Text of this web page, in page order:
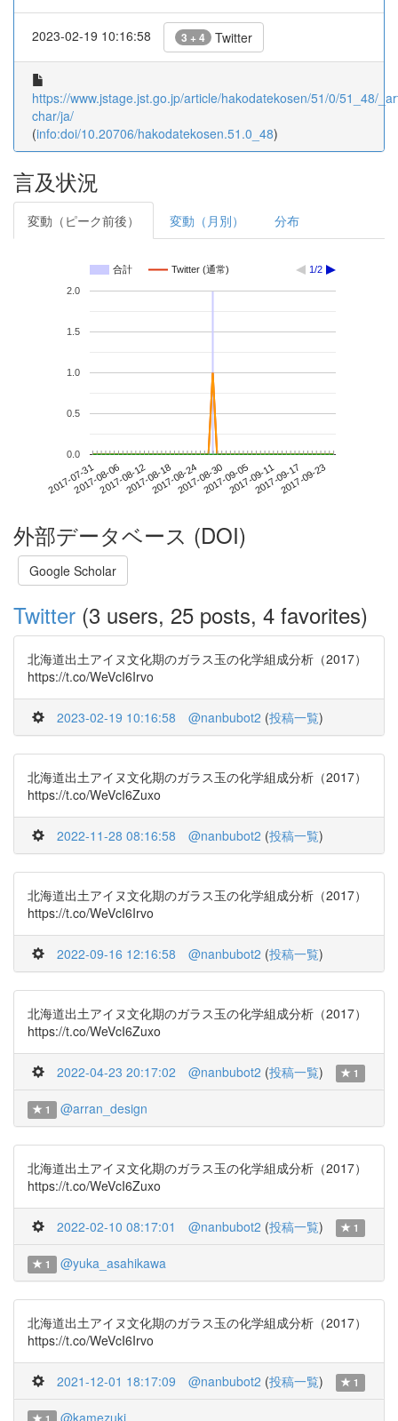
2023-02-19 10:16:58 3 + 4 Twitter
https://www.jstage.jst.go.jp/article/hakodatekosen/51/0/51_48/
char/ja/
(info:doi/10.20706/hakodatekosen.51.0_48)
言及状況
変動（ピーク前後） 変動（月別） 分布
合計 Twitter (通常) 1/2
2017-07-312017-08-062017-08-122017-08-182017-08-242017-08-302017-09-052017-09-112017-09-172017-09-23
0.0
0.5
1.0
1.5
2.0
外部データベース (DOI)
Google Scholar
Twitter (3 users, 25 posts, 4 favorites)
北海道出土アイヌ文化期のガラス玉の化学組成分析（2017）
https://t.co/WeVcI6Irvo
2023-02-19 10:16:58 @nanbubot2 (投稿一覧)
北海道出土アイヌ文化期のガラス玉の化学組成分析（2017）
https://t.co/WeVcI6Zuxo
2022-11-28 08:16:58 @nanbubot2 (投稿一覧)
北海道出土アイヌ文化期のガラス玉の化学組成分析（2017）
https://t.co/WeVcI6Irvo
2022-09-16 12:16:58 @nanbubot2 (投稿一覧)
北海道出土アイヌ文化期のガラス玉の化学組成分析（2017）
https://t.co/WeVcI6Zuxo
2022-04-23 20:17:02 @nanbubot2 (投稿一覧) 1
1 @arran_design
北海道出土アイヌ文化期のガラス玉の化学組成分析（2017）
https://t.co/WeVcI6Zuxo
2022-02-10 08:17:01 @nanbubot2 (投稿一覧) 1
1 @yuka_asahikawa
北海道出土アイヌ文化期のガラス玉の化学組成分析（2017）
https://t.co/WeVcI6Irvo
2021-12-01 18:17:09 @nanbubot2 (投稿一覧) 1
@kamezuki